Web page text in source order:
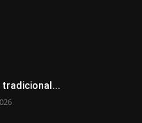
tradicional...